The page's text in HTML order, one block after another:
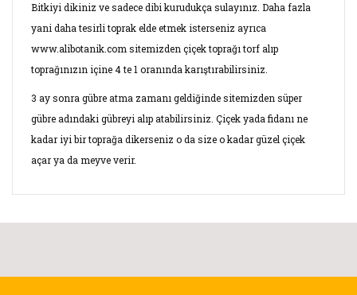
Bitkiyi dikiniz ve sadece dibi kurudukça sulayınız. Daha fazla
yani daha tesirli toprak elde etmek isterseniz ayrıca
www.alibotanik.com sitemizden çiçek toprağı torf alıp
toprağınızın içine 4 te 1 oranında karıştırabilirsiniz.
3 ay sonra gübre atma zamanı geldiğinde sitemizden süper
gübre adındaki gübreyi alıp atabilirsiniz. Çiçek yada fidanı ne
kadar iyi bir toprağa dikerseniz o da size o kadar güzel çiçek
açar ya da meyve verir.
Görüş ve önerileriniz için teşekkür ederiz.